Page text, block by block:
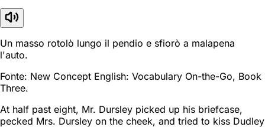
Un masso rotolò lungo il pendio e sfiorò a malapena
l'auto.
Fonte: New Concept English: Vocabulary On-the-Go, Book
Three.
At half past eight, Mr. Dursley picked up his briefcase,
pecked Mrs. Dursley on the cheek, and tried to kiss Dudley